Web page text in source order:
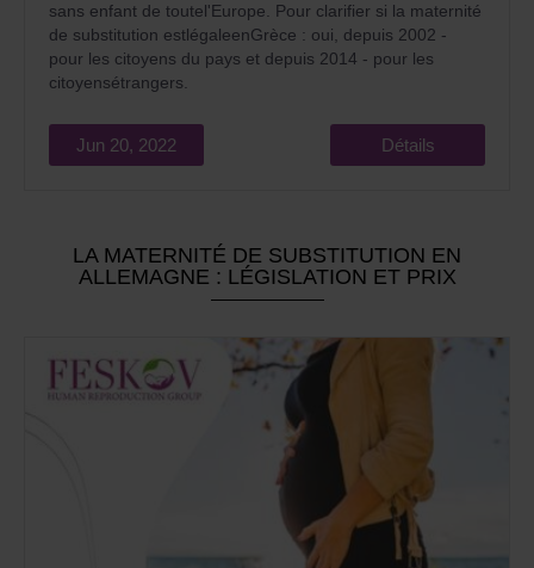
sans enfant de toutel'Europe. Pour clarifier si la maternité
de substitution estlégaleenGrèce : oui, depuis 2002 -
pour les citoyens du pays et depuis 2014 - pour les
citoyensétrangers.
Jun 20, 2022 Détails
LA MATERNITÉ DE SUBSTITUTION EN
ALLEMAGNE : LÉGISLATION ET PRIX